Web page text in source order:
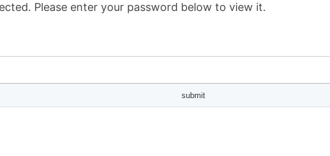
Please enter your password below to view it.